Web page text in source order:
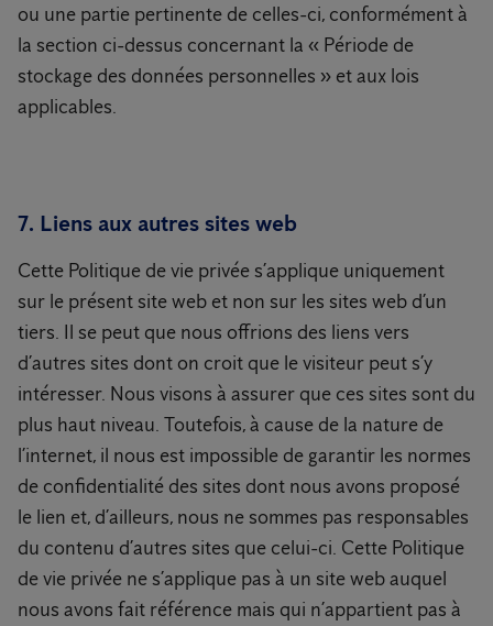
ou une partie pertinente de celles-ci, conformément à
la section ci-dessus concernant la « Période de
stockage des données personnelles » et aux lois
applicables.
7. Liens aux autres sites web
Cette Politique de vie privée s’applique uniquement
sur le présent site web et non sur les sites web d’un
tiers. Il se peut que nous offrions des liens vers
d’autres sites dont on croit que le visiteur peut s’y
intéresser. Nous visons à assurer que ces sites sont du
plus haut niveau. Toutefois, à cause de la nature de
l’internet, il nous est impossible de garantir les normes
de confidentialité des sites dont nous avons proposé
le lien et, d’ailleurs, nous ne sommes pas responsables
du contenu d’autres sites que celui-ci. Cette Politique
de vie privée ne s’applique pas à un site web auquel
nous avons fait référence mais qui n’appartient pas à